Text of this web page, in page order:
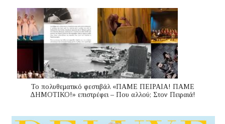
Το πολυθεματικό φεστιβάλ «ΠΑΜΕ ΠΕΙΡΑΙΑ! ΠΑΜΕ
ΔΗΜΟΤΙΚΟ!» επιστρέφει – Που αλλού; Στον Πειραιά!